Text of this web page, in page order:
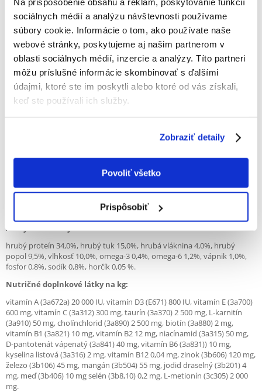
sociálnych médií a analýzu návštevnosti používame
súbory cookie. Informácie o tom, ako používate naše
webové stránky, poskytujeme aj našim partnerom v
oblasti sociálnych médií, inzercie a analýzy. Títo partneri
môžu príslušné informácie skombinovať s ďalšími
údajmi, ktoré ste im poskytli alebo ktoré od vás získali,
keď ste používali ich služby.
Zobraziť detaily
Povoliť všetko
Prispôsobiť
vývoj organizmu. Obsah tuku v potravinách je znížený, čo pomáha
udržiavať zdravú hmotnosť. To je dôležité pre staršie mačky, ktorých
aktivita je znížená, ako aj pre sterilizované / kastrované mačky, ktoré
majú problémy s nadváhou.
Čerstvé kuracie mäso je prírodným zdrojom chondroitínu a
glukozamínu, ktoré majú pozitívny vplyv na kĺby a celý motorický
systém.
Lososový olej a príslušný pomer Omega 3 a Omega 6 mastných kyselín
zlepšujú vzhľad vlasov a pokožky a zvyšujú odolnosť tela.
dehydrované kura (27%), čerstvé kuracie mäso (26%), žltý hrášok (22%),
4%), pivovarské kvasnice (3%), semená a psyllium (2%), lososový olej
(2%), hydrolyzovaná kuracia pečeň (2%), ľanové semienko (1%), sušené
nasturcium (0,5%), sušený harmanček (0,5%), minerály, sušený rakytník
( 0,3%), sušené brusnice (0,2%), frukto-oligosacharidy (0,015%), manano-
Lactobacillusacidophilus HA-122 inaktivovaných
Analytické zložky:
hrubý proteín 34,0%, hrubý tuk 15,0%, hrubá vláknina 4,0%, hrubý
popol 9,5%, vlhkosť 10,0%, omega-3 0,4%, omega-6 1,2%, vápnik 1,0%,
fosfor 0,8%, sodík 0,8%, horčík 0,05 %.
Nutričné doplnkové látky na kg:
vitamín A (3a672a) 20 000 IU, vitamín D3 (E671) 800 IU, vitamín E (3a700)
600 mg, vitamín C (3a312) 300 mg, taurín (3a370) 2 500 mg, L-karnitín
(3a910) 50 mg, cholínchlorid (3a890) 2 500 mg, biotín (3a880) 2 mg,
vitamín B1 (3a821) 10 mg, vitamín B2 12 mg, niacínamid (3a315) 50 mg,
D-pantotenát vápenatý (3a841) 40 mg, vitamín B6 (3a831)) 10 mg,
kyselina listová (3a316) 2 mg, vitamín B12 0,04 mg, zinok (3b606) 120 mg,
železo (3b106) 45 mg, mangán (3b504) 55 mg, jodid draselný (3b201) 4
mg, meď (3b406) 10 mg selén (3b8,10) 0,2 mg, L-metionín (3c305) 2 000
mg.